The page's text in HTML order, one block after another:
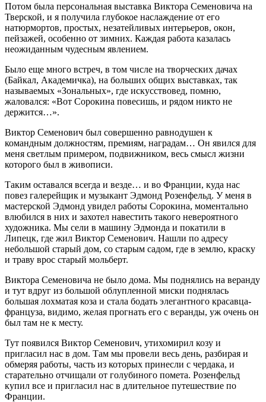
Потом была персональная выставка Виктора Семеновича на
Тверской, и я получила глубокое наслаждение от его
натюрмортов, простых, незатейливых интерьеров, окон,
пейзажей, особенно от зимних. Каждая работа казалась
неожиданным чудесным явлением.
Было еще много встреч, в том числе на творческих дачах
(Байкал, Академичка), на больших общих выставках, так
называемых «Зональных», где искусствовед, помню,
жаловался: «Вот Сорокина повесишь, и рядом никто не
держится…».
Виктор Семенович был совершенно равнодушен к
командным должностям, премиям, наградам… Он явился для
меня светлым примером, подвижником, весь смысл жизни
которого был в живописи.
Таким оставался всегда и везде… и во Франции, куда нас
повез галерейщик и музыкант Эдмонд Розенфельд. У меня в
мастерской Эдмонд увидел работы Сорокина, моментально
влюбился в них и захотел навестить такого невероятного
художника. Мы сели в машину Эдмонда и покатили в
Липецк, где жил Виктор Семенович. Нашли по адресу
небольшой старый дом, со старым садом, где в землю, краску
и траву врос старый мольберт.
Виктора Семеновича не было дома. Мы поднялись на веранду
и тут вдруг из большой облупленной миски поднялась
большая лохматая коза и стала бодать элегантного красавца-
француза, видимо, желая прогнать его с веранды, уж очень он
был там не к месту.
Тут появился Виктор Семенович, утихомирил козу и
пригласил нас в дом. Там мы провели весь день, разбирая и
обмеряя работы, часть из которых принесли с чердака, и
старательно отчищали от голубиного помета. Розенфельд
купил все и пригласил нас в длительное путешествие по
Франции.